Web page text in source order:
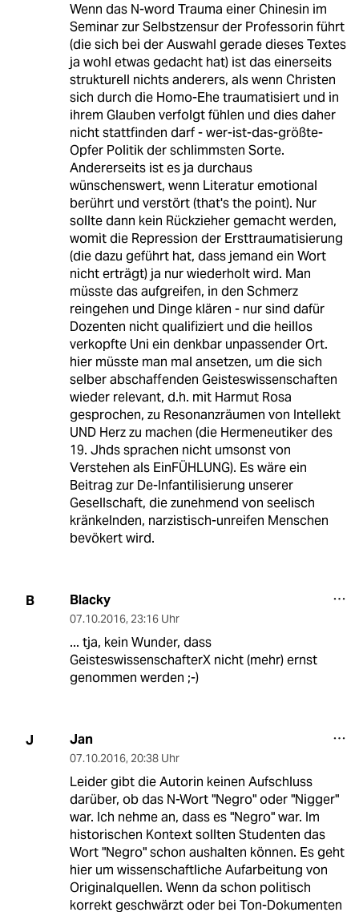
Wenn das N-word Trauma einer Chinesin im
Seminar zur Selbstzensur der Professorin führt
(die sich bei der Auswahl gerade dieses Textes
ja wohl etwas gedacht hat) ist das einerseits
strukturell nichts anderers, als wenn Christen
sich durch die Homo-Ehe traumatisiert und in
ihrem Glauben verfolgt fühlen und dies daher
nicht stattfinden darf - wer-ist-das-größte-
Opfer Politik der schlimmsten Sorte.
Andererseits ist es ja durchaus
wünschenswert, wenn Literatur emotional
berührt und verstört (that's the point). Nur
sollte dann kein Rückzieher gemacht werden,
womit die Repression der Ersttraumatisierung
(die dazu geführt hat, dass jemand ein Wort
nicht erträgt) ja nur wiederholt wird. Man
müsste das aufgreifen, in den Schmerz
reingehen und Dinge klären - nur sind dafür
Dozenten nicht qualifiziert und die heillos
verkopfte Uni ein denkbar unpassender Ort.
hier müsste man mal ansetzen, um die sich
selber abschaffenden Geisteswissenschaften
wieder relevant, d.h. mit Harmut Rosa
gesprochen, zu Resonanzräumen von Intellekt
UND Herz zu machen (die Hermeneutiker des
19. Jhds sprachen nicht umsonst von
Verstehen als EinFÜHLUNG). Es wäre ein
Beitrag zur De-Infantilisierung unserer
Gesellschaft, die zunehmend von seelisch
kränkelnden, narzistisch-unreifen Menschen
bevökert wird.
B Blacky
07.10.2016, 23:16 Uhr
... tja, kein Wunder, dass
GeisteswissenschafterX nicht (mehr) ernst
genommen werden ;-)
J Jan
07.10.2016, 20:38 Uhr
Leider gibt die Autorin keinen Aufschluss
darüber, ob das N-Wort "Negro" oder "Nigger"
war. Ich nehme an, dass es "Negro" war. Im
historischen Kontext sollten Studenten das
Wort "Negro" schon aushalten können. Es geht
hier um wissenschaftliche Aufarbeitung von
Originalquellen. Wenn da schon politisch
korrekt geschwärzt oder bei Ton-Dokumenten